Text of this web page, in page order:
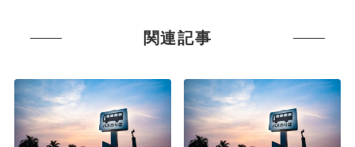
関連記事